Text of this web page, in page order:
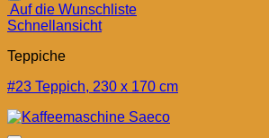
Auf die Wunschliste
Schnellansicht
Teppiche
#23 Teppich, 230 x 170 cm